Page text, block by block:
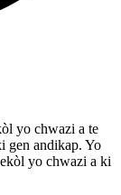
yo chwazi a te
gen andikap. Yo
yo chwazi a ki